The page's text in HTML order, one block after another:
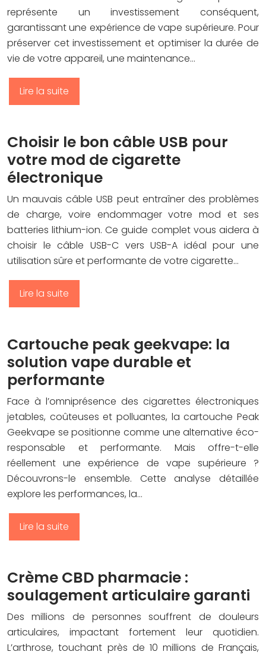
représente un investissement conséquent,
garantissant une expérience de vape supérieure. Pour
préserver cet investissement et optimiser la durée de
vie de votre appareil, une maintenance…
Lire la suite
Choisir le bon câble USB pour
votre mod de cigarette
électronique
Un mauvais câble USB peut entraîner des problèmes
de charge, voire endommager votre mod et ses
batteries lithium-ion. Ce guide complet vous aidera à
choisir le câble USB-C vers USB-A idéal pour une
utilisation sûre et performante de votre cigarette…
Lire la suite
Cartouche peak geekvape: la
solution vape durable et
performante
Face à l’omniprésence des cigarettes électroniques
jetables, coûteuses et polluantes, la cartouche Peak
Geekvape se positionne comme une alternative éco-
responsable et performante. Mais offre-t-elle
réellement une expérience de vape supérieure ?
Découvrons-le ensemble. Cette analyse détaillée
explore les performances, la…
Lire la suite
Crème CBD pharmacie :
soulagement articulaire garanti
Des millions de personnes souffrent de douleurs
articulaires, impactant fortement leur quotidien.
L’arthrose, touchant près de 10 millions de Français,